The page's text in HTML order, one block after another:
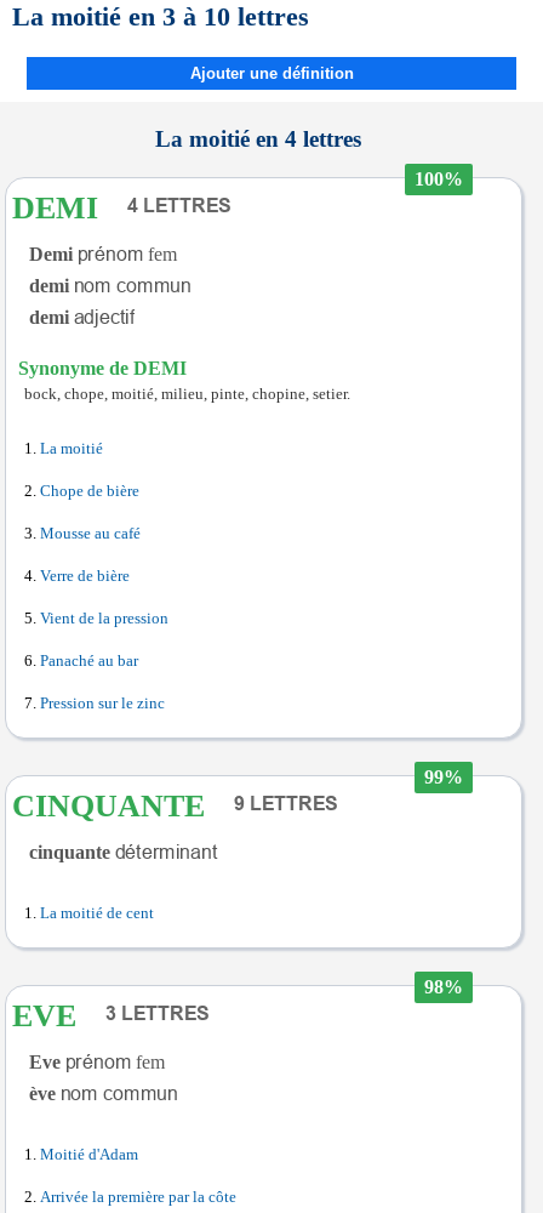
La moitié en 3 à 10 lettres
Ajouter une définition
La moitié en 4 lettres
100%
DEMI
Demi
fem
demi
demi
Synonyme de DEMI
bock, chope, moitié, milieu, pinte, chopine, setier.
La moitié
Chope de bière
Mousse au café
Verre de bière
Vient de la pression
Panaché au bar
Pression sur le zinc
99%
CINQUANTE
cinquante
La moitié de cent
98%
EVE
Eve
fem
ève
Moitié d'Adam
Arrivée la première par la côte